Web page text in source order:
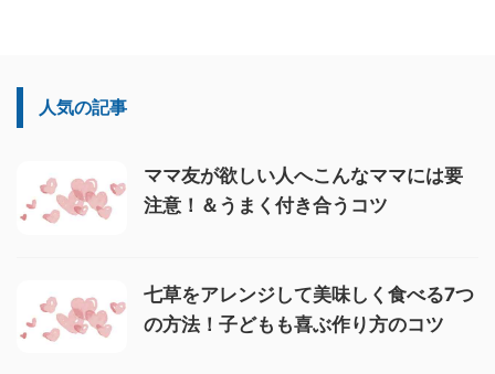
人気の記事
ママ友が欲しい人へこんなママには要
注意！＆うまく付き合うコツ
七草をアレンジして美味しく食べる7つ
の方法！子どもも喜ぶ作り方のコツ